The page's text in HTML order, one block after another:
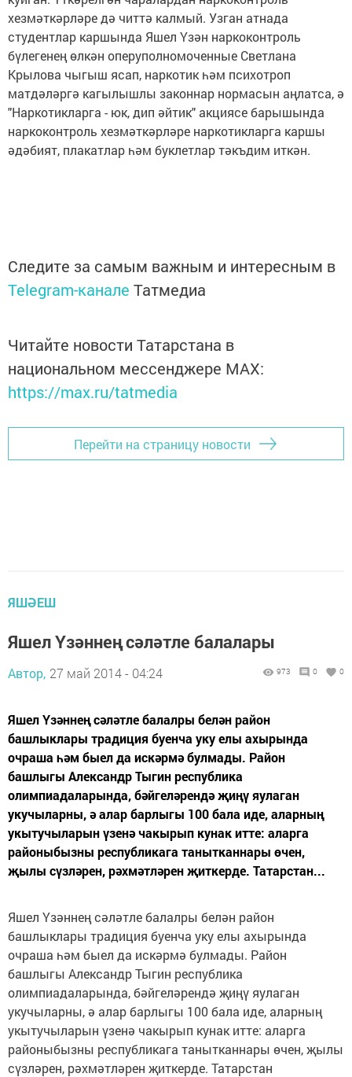
хезмәткәрләре дә читтә калмый. Узган атнада
студентлар каршында Яшел Үзән наркоконтроль
бүлегенең өлкән оперуполномоченные Светлана
Крылова чыгыш ясап, наркотик һәм психотроп
матдәләргә кагылышлы законнар нормасын аңлатса, ә
"Наркотикларга - юк, дип әйтик" акциясе барышында
наркоконтроль хезмәткәрләре наркотикларга каршы
әдәбият, плакатлар һәм буклетлар тәкъдим иткән.
Следите за самым важным и интересным в
Telegram-канале Татмедиа
Читайте новости Татарстана в
национальном мессенджере MАХ:
https://max.ru/tatmedia
Перейти на страницу новости
ЯШӘЕШ
Яшел Үзәннең сәләтле балалары
Автор, 27 май 2014 - 04:24 973 0 0
Яшел Үзәннең сәләтле балалры белән район
башлыклары традиция буенча уку елы ахырында
очраша һәм быел да искәрмә булмады. Район
башлыгы Александр Тыгин республика
олимпиадаларында, бәйгеләрендә җиңү яулаган
укучыларны, ә алар барлыгы 100 бала иде, аларның
укытучыларын үзенә чакырып кунак итте: аларга
районыбызны республикага танытканнары өчен,
җылы сүзләрен, рәхмәтләрен җиткерде. Татарстан...
Яшел Үзәннең сәләтле балалры белән район
башлыклары традиция буенча уку елы ахырында
очраша һәм быел да искәрмә булмады. Район
башлыгы Александр Тыгин республика
олимпиадаларында, бәйгеләрендә җиңү яулаган
укучыларны, ә алар барлыгы 100 бала иде, аларның
укытучыларын үзенә чакырып кунак итте: аларга
районыбызны республикага танытканнары өчен, җылы
сүзләрен, рәхмәтләрен җиткерде. Татарстан